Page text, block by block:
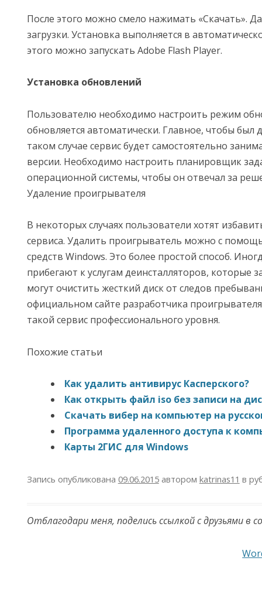
После этого можно смело нажимать «Скачать».
загрузки. Установка выполняется в
этого можно запускать Adobe Flash Player.
Установка обновлений
Пользователю необходимо настроить режим
обновляется автоматически. Главное, чтобы был
таком случае сервис будет самостоятельно
версии. Необходимо настроить планировщик
операционной системы, чтобы он отвечал за
Удаление проигрывателя
В некоторых случаях пользователи хотят
сервиса. Удалить проигрыватель можно с
средств Windows. Это более простой способ.
прибегают к услугам деинсталляторов, которые
могут очистить жесткий диск от следов
официальном сайте разработчика
такой сервис профессионального уровня.
Похожие статьи
Как удалить антивирус Касперского?
Как открыть файл iso без записи на
Скачать вибер на компьютер на
Программа удаленного доступа к
Карты 2ГИС для Windows
Запись опубликована 09.06.2015автором katrinas11 в
Отблагодари меня, поделись ссылкой с друзьями в